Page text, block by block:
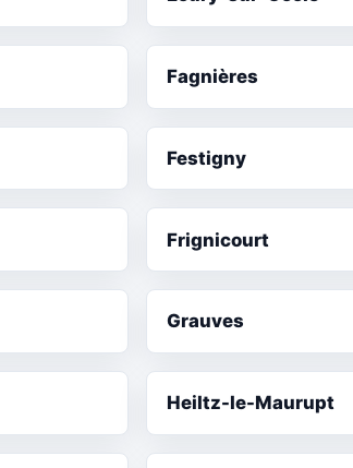
Fagnières
Festigny
Frignicourt
Grauves
Heiltz-le-Maurupt